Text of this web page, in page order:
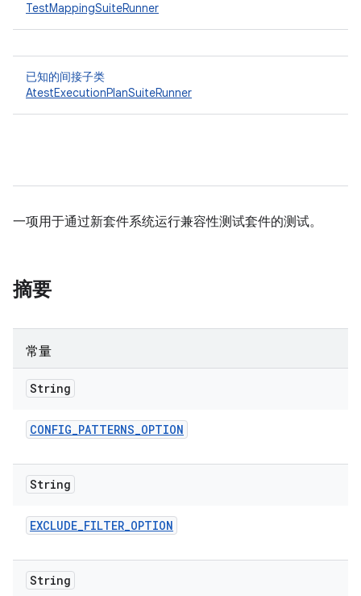
TestMappingSuiteRunner
已知的间接子类
AtestExecutionPlanSuiteRunner
一项用于通过新套件系统运行兼容性测试套件的测试。
摘要
常量
String
CONFIG_PATTERNS_OPTION
String
EXCLUDE_FILTER_OPTION
String